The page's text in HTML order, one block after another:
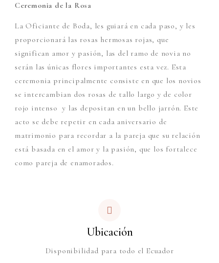
Ceremonia de la Rosa
La Oficiante de Boda, les guiará en cada paso, y les
proporcionará las rosas hermosas rojas, que
significan amor y pasión, las del ramo de novia no
serán las únicas flores importantes esta vez. Esta
ceremonia principalmente consiste en que los novios
se intercambian dos rosas de tallo largo y de color
rojo intenso y las depositan en un bello jarrón. Este
acto se debe repetir en cada aniversario de
matrimonio para recordar a la pareja que su relación
está basada en el amor y la pasión, que los fortalece
como pareja de enamorados.
Ubicación
Disponibilidad para todo el Ecuador